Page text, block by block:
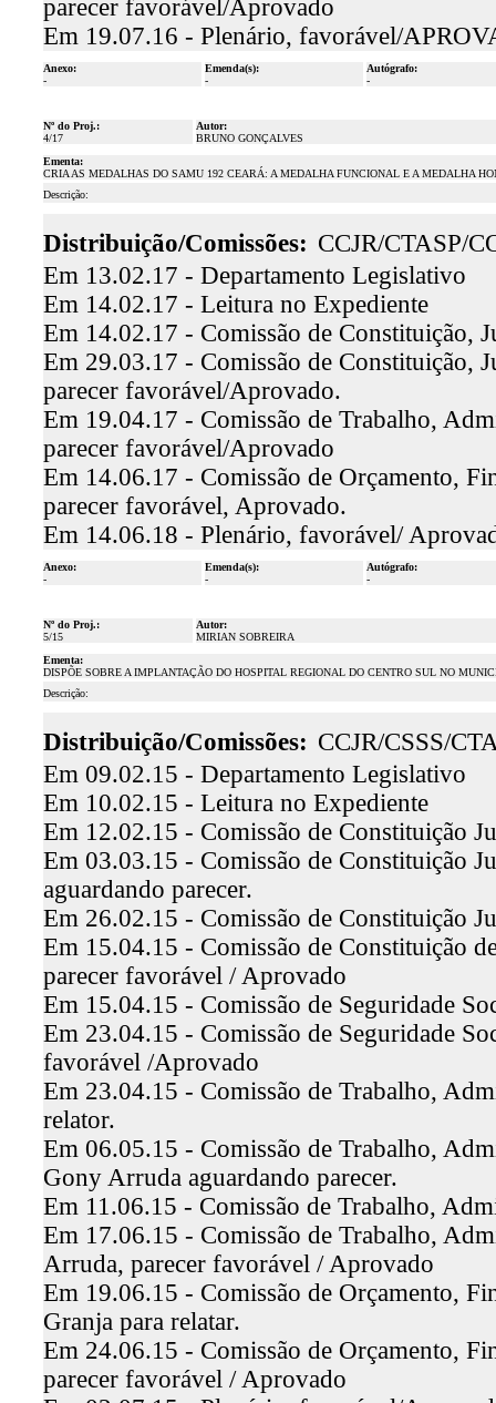
parecer favorável/Aprovado
Em 19.07.16 - Plenário, favorável/
Anexo:
-
Emenda(s):
-
Autógrafo:
-
Nº do Proj.:
4/17
Autor:
BRUNO GONÇALVES
Ementa:
CRIA AS MEDALHAS DO SAMU 192 CEARÁ: A MEDALHA FUNCIONAL E A MEDALHA
Descrição:
Distribuição/Comissões: CCJR/CTASP/
Em 13.02.17 - Departamento Legislativo
Em 14.02.17 - Leitura no Expediente
Em 14.02.17 - Comissão de Constituição,
Em 29.03.17 - Comissão de Constituição,
parecer favorável/Aprovado.
Em 19.04.17 - Comissão de Trabalho,
parecer favorável/Aprovado
Em 14.06.17 - Comissão de Orçamento,
parecer favorável, Aprovado.
Em 14.06.18 - Plenário, favorável/
Anexo:
-
Emenda(s):
-
Autógrafo:
-
Nº do Proj.:
5/15
Autor:
MIRIAN SOBREIRA
Ementa:
DISPÕE SOBRE A IMPLANTAÇÃO DO HOSPITAL REGIONAL DO CENTRO SUL NO
Descrição:
Distribuição/Comissões: CCJR/CSSS/
Em 09.02.15 - Departamento Legislativo
Em 10.02.15 - Leitura no Expediente
Em 12.02.15 - Comissão de Constituição
Em 03.03.15 - Comissão de Constituição
aguardando parecer.
Em 26.02.15 - Comissão de Constituição
Em 15.04.15 - Comissão de Constituição
parecer favorável / Aprovado
Em 15.04.15 - Comissão de Seguridade
Em 23.04.15 - Comissão de Seguridade
favorável /Aprovado
Em 23.04.15 - Comissão de Trabalho,
relator.
Em 06.05.15 - Comissão de Trabalho,
Gony Arruda aguardando parecer.
Em 11.06.15 - Comissão de Trabalho,
Em 17.06.15 - Comissão de Trabalho,
Arruda, parecer favorável / Aprovado
Em 19.06.15 - Comissão de Orçamento,
Granja para relatar.
Em 24.06.15 - Comissão de Orçamento,
parecer favorável / Aprovado